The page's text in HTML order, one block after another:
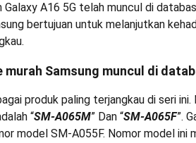
Galaxy A16 5G telah muncul di
bertujuan untuk melanjutkan
murah Samsung muncul di
produk paling terjangkau di seri
“SM-A065M” Dan “SM-A065F”.
model SM-A055F. Nomor model ini